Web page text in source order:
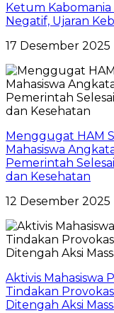
Ketum
Negatif, Ujaran
17 Desember 2025
Menggugat HAM
Mahasiswa
Pemerintah
dan Kesehatan
12 Desember 2025
Aktivis Mahasiswa
Tindakan
Ditengah Aksi